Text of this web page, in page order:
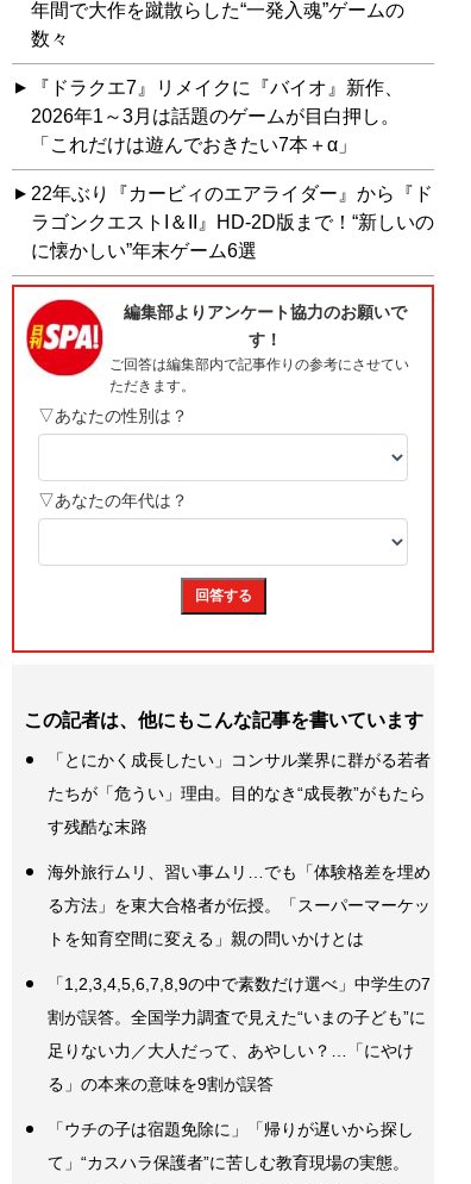
年間で大作を蹴散らした“一発入魂”ゲームの
数々
『ドラクエ7』リメイクに『バイオ』新作、
2026年1～3月は話題のゲームが目白押し。
「これだけは遊んでおきたい7本＋α」
22年ぶり『カービィのエアライダー』から『ド
ラゴンクエストI＆II』HD-2D版まで！“新しいの
に懐かしい”年末ゲーム6選
この記者は、他にもこんな記事を書いています
「とにかく成長したい」コンサル業界に群がる若者
たちが「危うい」理由。目的なき“成長教”がもたら
す残酷な末路
海外旅行ムリ、習い事ムリ…でも「体験格差を埋め
る方法」を東大合格者が伝授。「スーパーマーケッ
トを知育空間に変える」親の問いかけとは
「1,2,3,4,5,6,7,8,9の中で素数だけ選べ」中学生の7
割が誤答。全国学力調査で見えた“いまの子ども”に
足りない力／大人だって、あやしい？…「にやけ
る」の本来の意味を9割が誤答
「ウチの子は宿題免除に」「帰りが遅いから探し
て」“カスハラ保護者”に苦しむ教育現場の実態。